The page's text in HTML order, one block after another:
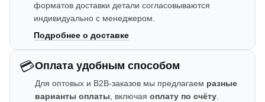
форматов доставки детали согласовываются
индивидуально с менеджером.
Подробнее о доставке
💳Оплата удобным способом
Для оптовых и B2B-заказов мы предлагаем разные
варианты оплаты, включая оплату по счёту.